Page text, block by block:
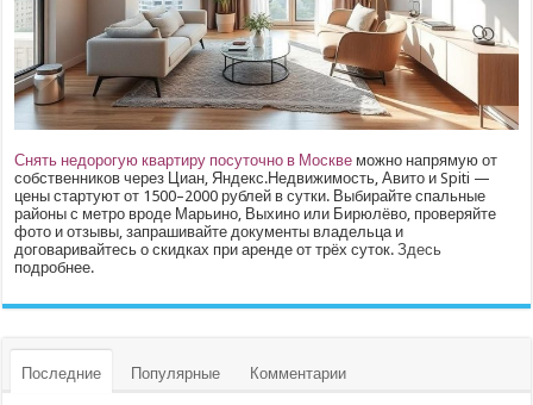
Снять недорогую квартиру посуточно в Москве можно напрямую от
собственников через Циан, Яндекс.Недвижимость, Авито и Spiti —
цены стартуют от 1500–2000 рублей в сутки. Выбирайте спальные
районы с метро вроде Марьино, Выхино или Бирюлёво, проверяйте
фото и отзывы, запрашивайте документы владельца и
договаривайтесь о скидках при аренде от трёх суток.Здесь
подробнее.
Последние Популярные Комментарии